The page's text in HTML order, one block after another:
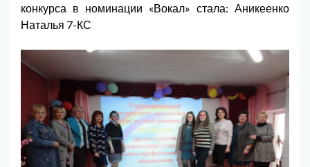
конкурса в номинации «Вокал» стала: Аникеенко
Наталья 7-КС